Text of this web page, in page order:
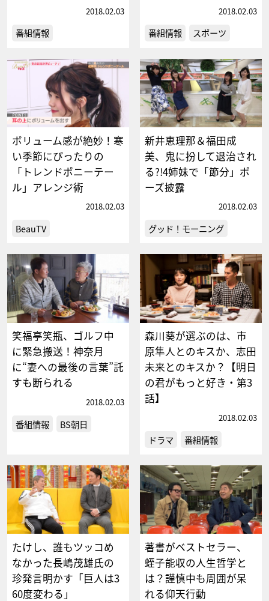
2018.02.03
番組情報
2018.02.03
番組情報 スポーツ
ボリューム感が絶妙！寒
い季節にぴったりの
「トレンドポニーテー
ル」アレンジ術
2018.02.03
BeauTV
新井恵理那＆福田成
美、鬼に扮して退治され
る?!4姉妹で「節分」ポ
ーズ披露
2018.02.03
グッド！モーニング
笑福亭笑瓶、ゴルフ中
に緊急搬送！神奈月
に“妻への最後の言葉”託
すも断られる
2018.02.03
番組情報 BS朝日
森川葵が選ぶのは、市
原隼人とのキスか、志田
未来とのキスか？【明日
の君がもっと好き・第3
話】
2018.02.03
ドラマ 番組情報
たけし、誰もツッコめ
なかった長嶋茂雄氏の
珍発言明かす「巨人は3
60度変わる」
著書がベストセラー、
蛭子能収の人生哲学と
は？謹慎中も周囲が呆
れる仰天行動